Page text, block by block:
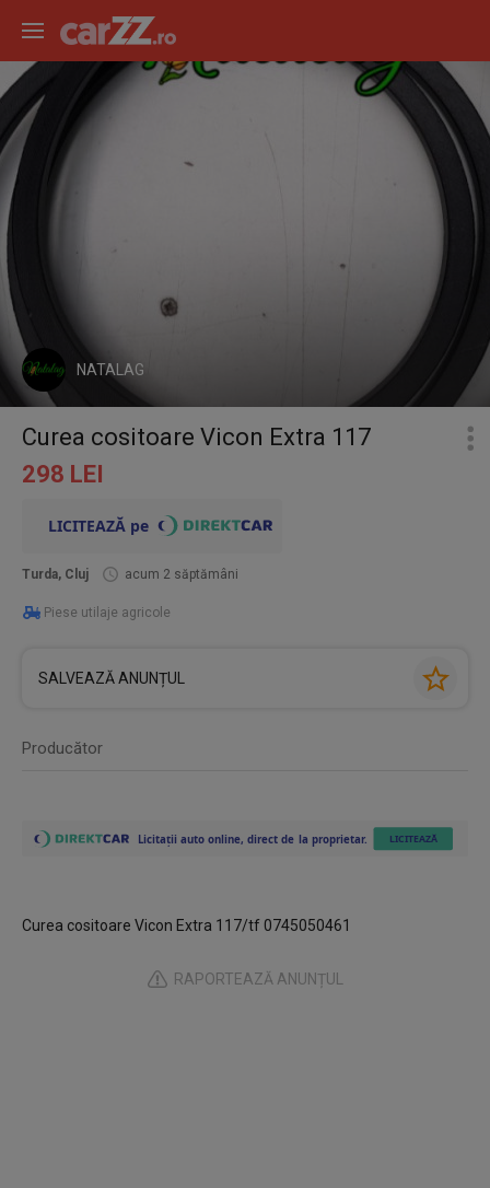
NATALAG
Curea cositoare Vicon Extra 117
298 LEI
Turda, Cluj acum 2 săptămâni
Piese utilaje agricole
SALVEAZĂ ANUNȚUL
Producător
Curea cositoare Vicon Extra 117/tf 0745050461
RAPORTEAZĂ ANUNȚUL